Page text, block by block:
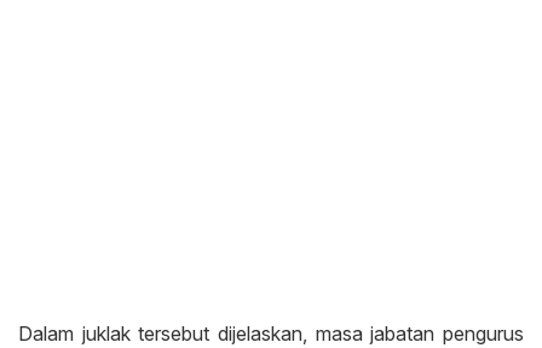
Dalam juklak tersebut dijelaskan, masa jabatan pengurus